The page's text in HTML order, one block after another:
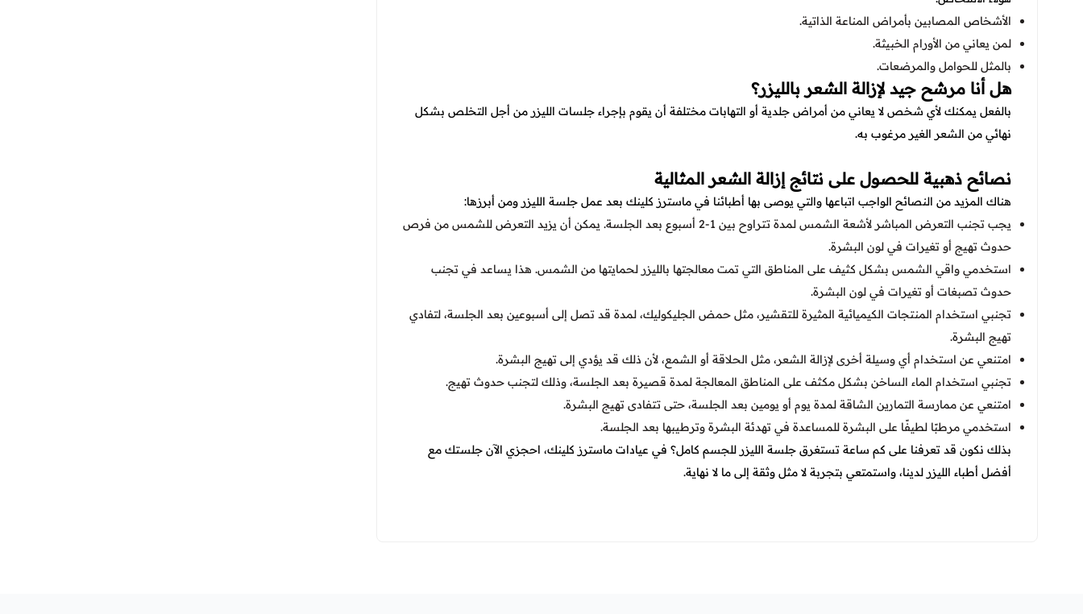
الأشخاص المصابين بأمراض المناعة الذاتية.
لمن يعاني من الأورام الخبيثة.
بالمثل للحوامل والمرضعات.
هل أنا مرشح جيد لإزالة الشعر بالليزر؟
بالفعل يمكنك لأي شخص لا يعاني من أمراض جلدية أو التهابات مختلفة أن يقوم بإجراء جلسات الليزر من أجل التخلص بشكل
نهائي من الشعر الغير مرغوب به.
نصائح ذهبية للحصول على نتائج إزالة الشعر المثالية
هناك المزيد من النصائح الواجب اتباعها والتي يوصى بها أطبائنا في ماسترز كلينك بعد عمل جلسة الليزر ومن أبرزها:
يجب تجنب التعرض المباشر لأشعة الشمس لمدة تتراوح بين 1-2 أسبوع بعد الجلسة. يمكن أن يزيد التعرض للشمس من فرص
حدوث تهيج أو تغيرات في لون البشرة.
استخدمي واقي الشمس بشكل كثيف على المناطق التي تمت معالجتها بالليزر لحمايتها من الشمس. هذا يساعد في تجنب
حدوث تصبغات أو تغيرات في لون البشرة.
تجنبي استخدام المنتجات الكيميائية المثيرة للتقشير، مثل حمض الجليكوليك، لمدة قد تصل إلى أسبوعين بعد الجلسة، لتفادي
تهيج البشرة.
امتنعي عن استخدام أي وسيلة أخرى لإزالة الشعر، مثل الحلاقة أو الشمع، لأن ذلك قد يؤدي إلى تهيج البشرة.
تجنبي استخدام الماء الساخن بشكل مكثف على المناطق المعالجة لمدة قصيرة بعد الجلسة، وذلك لتجنب حدوث تهيج.
امتنعي عن ممارسة التمارين الشاقة لمدة يوم أو يومين بعد الجلسة، حتى تتفادى تهيج البشرة.
استخدمي مرطبًا لطيفًا على البشرة للمساعدة في تهدئة البشرة وترطيبها بعد الجلسة.
بذلك نكون قد تعرفنا على كم ساعة تستغرق جلسة الليزر للجسم كامل؟ في عيادات ماسترز كلينك، احجزي الآن جلستك مع
أفضل أطباء الليزر لدينا، واستمتعي بتجربة لا مثل وثقة إلى ما لا نهاية.